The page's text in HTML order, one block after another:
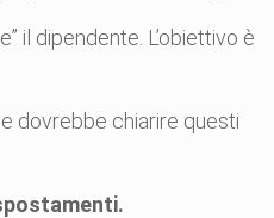
il dipendente. L’obiettivo è
dovrebbe chiarire questi